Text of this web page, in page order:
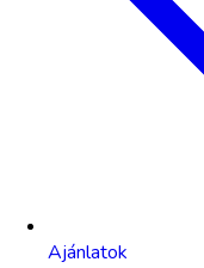
Ajánlatok